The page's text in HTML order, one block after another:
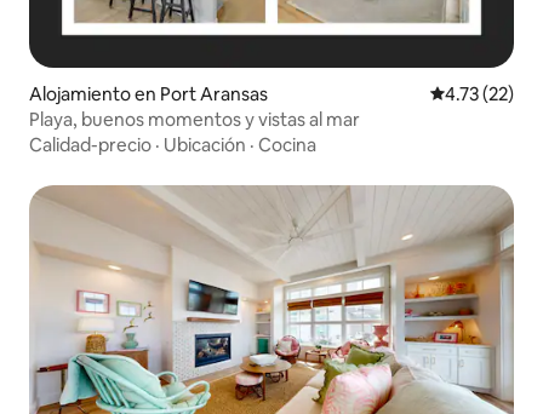
Alojamiento en Port Aransas Calificación
4.73 (22)
Playa, buenos momentos y vistas al mar
Calidad-precio · Ubicación · Cocina